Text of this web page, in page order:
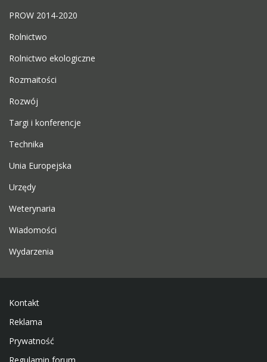
PROW 2014-2020
Rolnictwo
Rolnictwo ekologiczne
Rozmaitości
Rozwój
Targi i konferencje
Technika
Unia Europejska
Urzędy
Weterynaria
Wiadomości
Wydarzenia
Kontakt
Reklama
Prywatność